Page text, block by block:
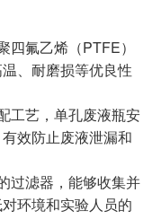
氟乙烯（PTFE）
、耐磨损等优良性
工艺，单孔废液瓶安
效防止废液泄漏和
过滤器，能够收集并
环境和实验人员的